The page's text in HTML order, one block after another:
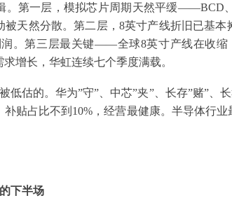
。第一层，模拟芯片周期天然平缓——BCD
天然分散。第二层，8英寸产线折旧已基本
。第三层最关键——全球8英寸产线在收缩
增长，华虹连续七个季度满载。
低估的。华为”守”、中芯”夹”、长存”赌”、
贴占比不到10%，经营最健康。半导体行
下半场